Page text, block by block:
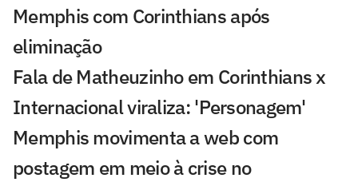
Memphis com Corinthians após
eliminação
Fala de Matheuzinho em Corinthians x
Internacional viraliza: 'Personagem'
Memphis movimenta a web com
postagem em meio à crise no